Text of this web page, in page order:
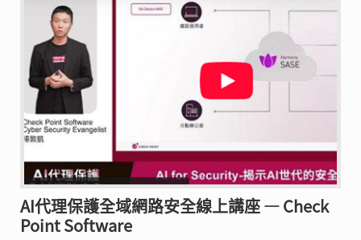
AI代理保護全域網路安全線上講座 — Check
Point Software